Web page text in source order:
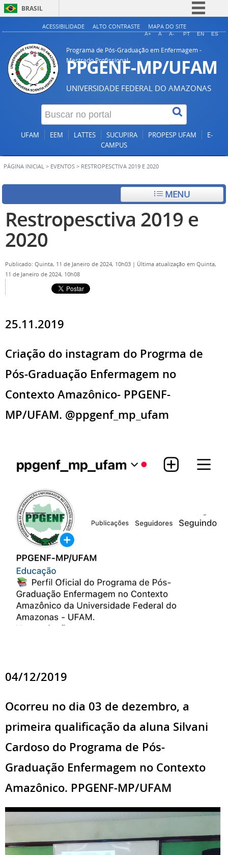
BRASIL
Simplifique!
Acesso à informação
Legislação
Canais
ACESSIBILIDADE ALTO CONTRASTE MAPA DO SITE
A+ A A- PT EN ES
Programa de Pós-Graduação em Enfermagem -
Mestrado Profissional
PPGENF-MP/UFAM
UNIVERSIDADE FEDERAL DO AMAZONAS
UFAM EEM LATTES SUCUPIRA PROPESP UFAM
E-
CAMPUS
PÁGINA INICIAL > EVENTOS > RESTROPESCTIVA 2019 E 2020
MENU
Restropesctiva 2019 e
2020
Publicado: Quinta, 11 de Janeiro de 2024, 10h03 | Última atualização em Quinta,
11 de Janeiro de 2024, 10h08
25.11.2019
Criação do instagram do Progrma de
Pós-Graduação Enfermagem no
Contexto Amazônico- PPGENF-
MP/UFAM. @ppgenf_mp_ufam
04/12/2019
Ocorreu no dia 03 de dezembro, a
primeira qualificação da aluna Silvani
Cardoso do Programa de Pós-
Graduação Enfermagem no Contexto
Amazônico. PPGENF-MP/UFAM